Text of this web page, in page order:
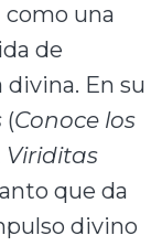
una
de
En su
(Conoce los
Viriditas
que da
divino